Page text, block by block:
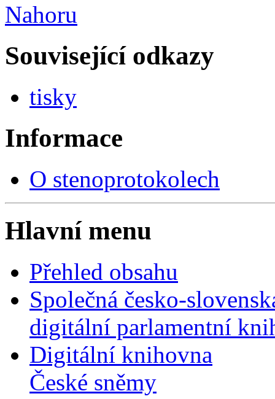
Nahoru
Související odkazy
tisky
Informace
O stenoprotokolech
Hlavní menu
Přehled obsahu
Společná česko-
digitální parlamentní
Digitální knihovna
České sněmy